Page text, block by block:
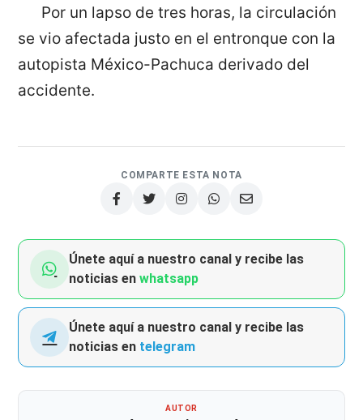
Por un lapso de tres horas, la circulación
se vio afectada justo en el entronque con la
autopista México-Pachuca derivado del
accidente.
COMPARTE ESTA NOTA
Únete aquí a nuestro canal y recibe las
noticias enwhatsapp
Únete aquí a nuestro canal y recibe las
noticias en telegram
AUTOR